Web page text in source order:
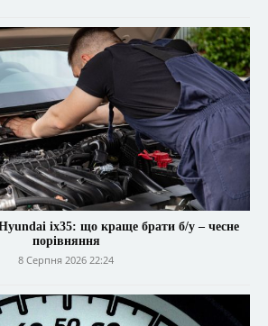
ix35: що краще брати б/у – чесне
порівняння
8 Серпня 2026 22:24